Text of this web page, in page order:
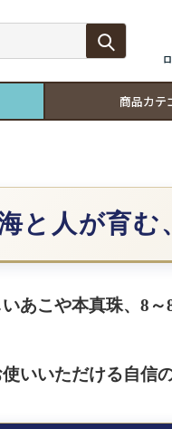
商品カテ
と人が育む
あこや本真珠、8
いいただける自信